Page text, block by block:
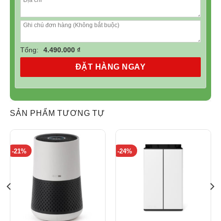
Giống như nam châm lôi kéo kim tựa vào miền “ánh
sáng” của không khí, thu hút mọi hạt nhỏ như một cơn gió
nhẹ của phép màu. Bạn sẽ cảm nhận được sự trong lành
ngay trong không gian xung quanh, nơi mà không khí trở
nên thuần khiết và tinh tế.
Tổng: 4.490.000 ₫
ĐẶT HÀNG NGAY
SẢN PHẨM TƯƠNG TỰ
-21% -24%